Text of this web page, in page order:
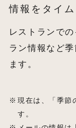
情報をタイ
レストランで
ラン情報など
ます。
現在は、「季節
す。